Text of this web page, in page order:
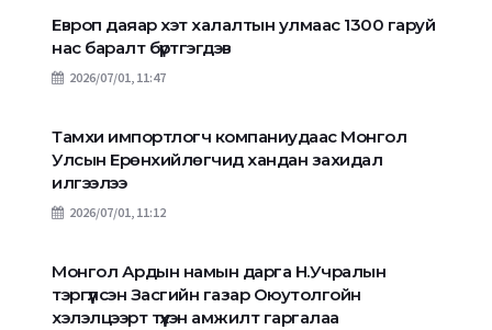
Европ даяар хэт халалтын улмаас 1300 гаруй
нас баралт бүртгэгдэв
2026/07/01, 11:47
Тамхи импортлогч компаниудаас Монгол
Улсын Ерөнхийлөгчид хандан захидал
илгээлээ
2026/07/01, 11:12
Монгол Ардын намын дарга Н.Учралын
тэргүүлсэн Засгийн газар Оюутолгойн
хэлэлцээрт түүхэн амжилт гаргалаа